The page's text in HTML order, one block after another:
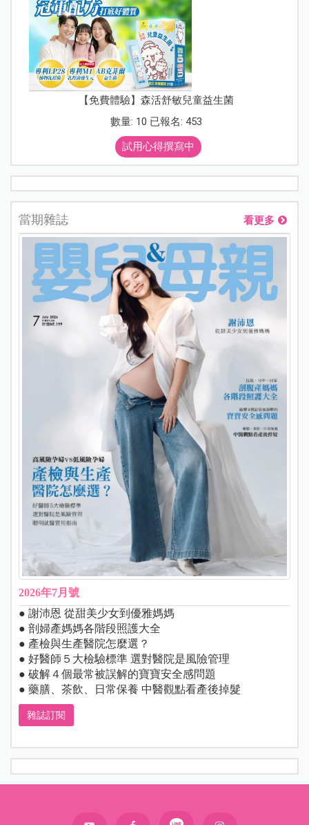
【免費體驗】森活舒敏兒童益生菌
數量: 10 已報名: 453
試用心得撰寫中
當期雜誌 看更多
2026年7月號
● 謝沛恩 從甜美少女到優雅媽媽
● 剖婦產媽媽各階段照護大全
● 產檢與生產醫院怎麼選？
● 好醫師５大檢驗標準 選對醫院是風險管理
● 破解４個最常被誤解的寶寶安全感問題
● 藥膳、茶飲、日常保養 中醫觀點看產後掉髮
雜誌訂閱